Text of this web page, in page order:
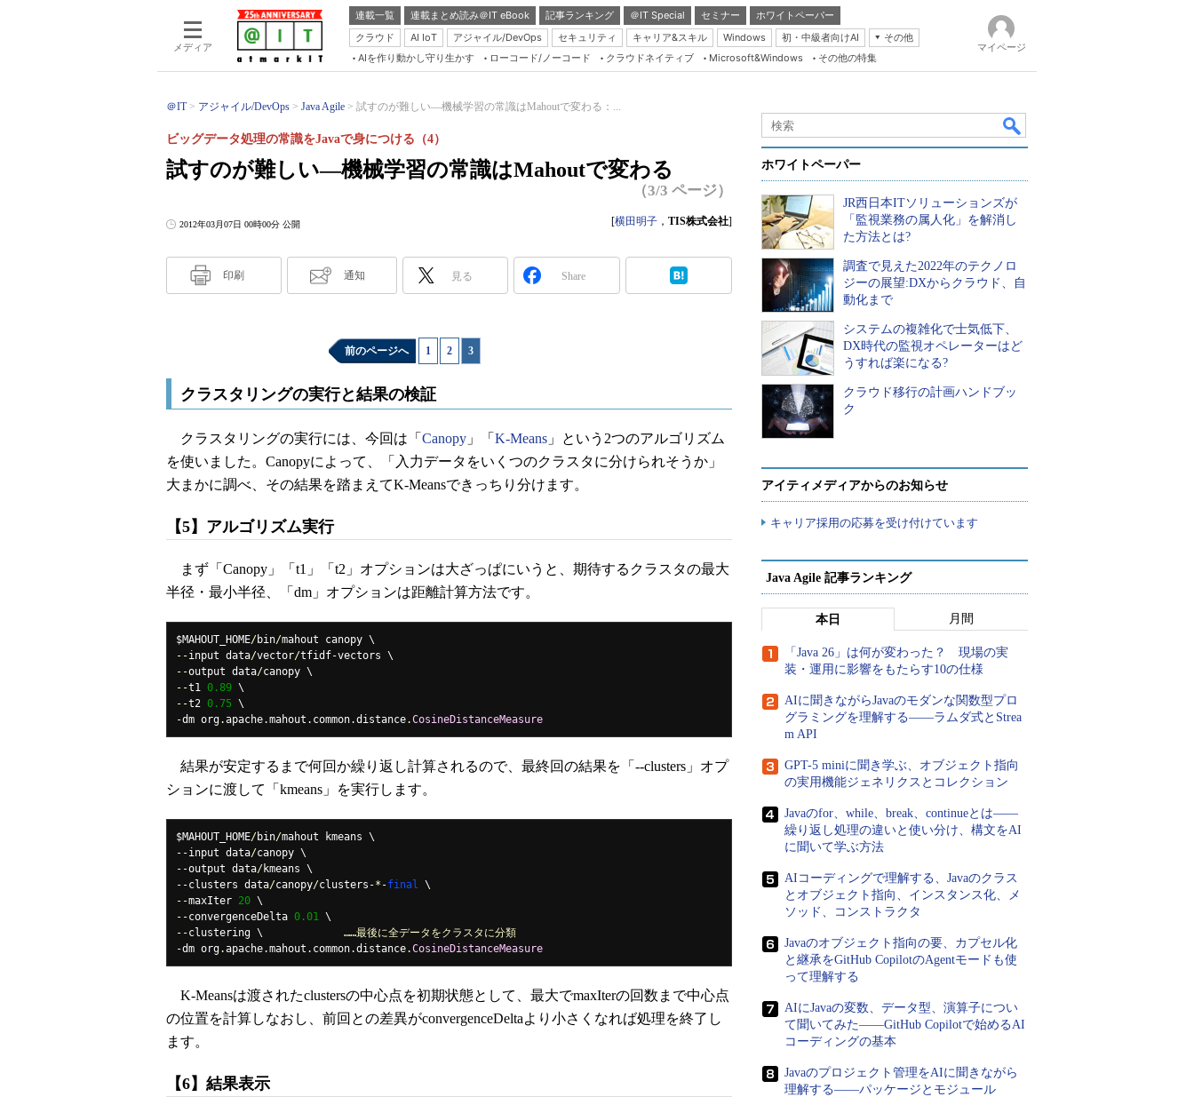
メディア
連載一覧 連載まとめ読み＠IT eBook 記事ランキング ＠IT Special セミナー
ホワイトペーパー
クラウド
AI IoT アジャイル/DevOps セキュリティ キャリア&スキル Windows 初・中級者向けAI
その他
Server & Storage
Database Expert
Master of IP Network
Security & Trust
AIを作り動かし守り生かす ローコード/ノーコード クラウドネイティブ Microsoft&Windows その他の特集
マイページ
＠IT アジャイル/DevOps Java Agile 試すのが難しい―機械学習の常識はMahoutで変わる：...
試すのが難しい―機械学習の常識はMahoutで変わる
ビッグデータ処理の常識をJavaで身につける（4）
（3/3 ページ）
2012年03月07日 00時00分 公開 [横田明子 ， TIS株式会社]
印刷 通知 見る Share
前のページへ 1 2 3
クラスタリングの実行と結果の検証
クラスタリングの実行には、今回は「 Canopy 」「 K-Means 」という2つのアルゴリズム
を使いました。Canopyによって、「入力データをいくつのクラスタに分けられそうか」
大まかに調べ、その結果を踏まえてK-Meansできっちり分けます。
【5】アルゴリズム実行
まず「Canopy」「t1」「t2」オプションは大ざっぱにいうと、期待するクラスタの最大
半径・最小半径、「dm」オプションは距離計算方法です。
$MAHOUT_HOME/bin/
--input data/vector/tfidf-
--output data/
--t1 0.89
--t2 0.75
-dm org.apache.mahout . common.distance.CosineDistanceMeasure
結果が安定するまで何回か繰り返し計算されるので、最終回の結果を「--clusters」オプ
ションに渡して「kmeans」を実行します。
$MAHOUT_HOME/bin/
--input data/
--output data/
--clusters data/canopy/clusters -*-final
--maxIter 20
--convergenceDelta 0.01
--clustering \ ……最後に全データをクラスタに分類
-dm org.apache.mahout . common.distance.CosineDistanceMeasure
K-Meansは渡されたclustersの中心点を初期状態として、最大でmaxIterの回数まで中心点
の位置を計算しなおし、前回との差異がconvergenceDeltaより小さくなれば処理を終了し
ます。
【6】結果表示
ホワイトペーパー
JR西日本ITソリューションズが
「監視業務の属人化」を解消し
た方法とは?
調査で見えた2022年のテクノロ
ジーの展望:DXからクラウド、自
動化まで
システムの複雑化で士気低下、
DX時代の監視オペレーターはど
うすれば楽になる?
クラウド移行の計画ハンドブッ
ク
アイティメディアからのお知らせ
キャリア採用の応募を受け付けています
Java Agile 記事ランキング
本日 月間
「Java 26」は何が変わった？ 現場の実
装・運用に影響をもたらす10の仕様
AIに聞きながらJavaのモダンな関数型プロ
グラミングを理解する――ラムダ式とStrea
m API
GPT-5 miniに聞き学ぶ、オブジェクト指向
の実用機能ジェネリクスとコレクション
Javaのfor、while、break、continueとは――
繰り返し処理の違いと使い分け、構文をAI
に聞いて学ぶ方法
AIコーディングで理解する、Javaのクラス
とオブジェクト指向、インスタンス化、メ
ソッド、コンストラクタ
Javaのオブジェクト指向の要、カプセル化
と継承をGitHub CopilotのAgentモードも使
って理解する
AIにJavaの変数、データ型、演算子につい
て聞いてみた――GitHub Copilotで始めるAI
コーディングの基本
Javaのプロジェクト管理をAIに聞きながら
理解する――パッケージとモジュール